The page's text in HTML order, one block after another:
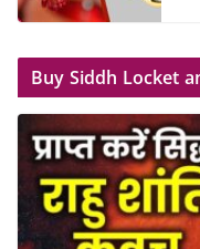
Buy Siddh Locket